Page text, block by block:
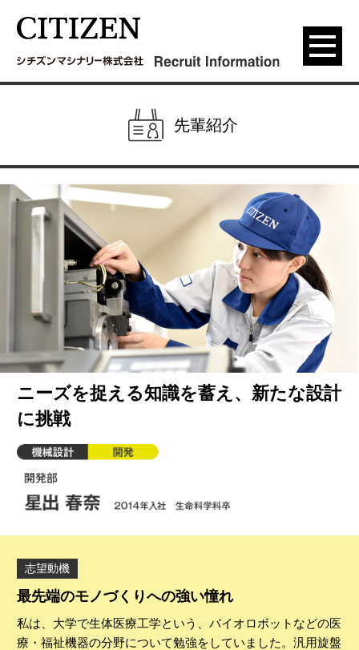
menu
先輩紹介
ニーズを捉える知識を蓄え、新たな設計
に挑戦
志望動機
最先端のモノづくりへの強い憧れ
私は、大学で生体医療工学という、バイオロボットなどの医
療・福祉機器の分野について勉強をしていました。汎用旋盤